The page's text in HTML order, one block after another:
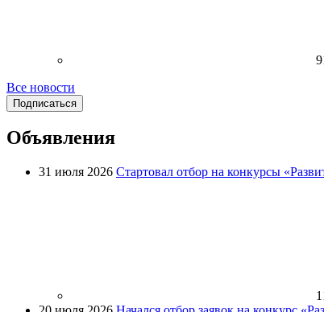
Все новости
Подписаться
Объявления
31 июля 2026 Стартовал отбор на конкурсы